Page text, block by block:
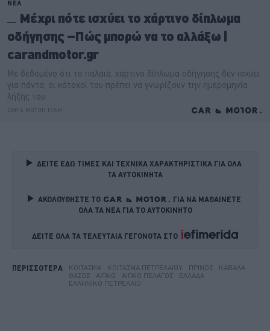
ΔΕΙΤΕ ΕΔΩ ΤΙΜΕΣ ΚΑΙ ΤΕΧΝΙΚΑ ΧΑΡΑΚΤΗΡΙΣΤΙΚΑ ΓΙΑ ΟΛΑ
ΤΑ ΑΥΤΟΚΙΝΗΤΑ
ΑΚΟΛΟΥΘΗΣΤΕ ΤΟ
ΓΙΑ ΝΑ ΜΑΘΑΙΝΕΤΕ
ΟΛΑ ΤΑ ΝΕΑ ΓΙΑ ΤΟ ΑΥΤΟΚΙΝΗΤΟ
ΔΕΙΤΕ ΟΛΑ ΤΑ ΤΕΛΕΥΤΑΙΑ ΓΕΓΟΝΟΤΑ ΣΤΟ
ΠΕΡΙΣΣΟΤΕΡΑ ΚΟΊΤΑΣΜΑ ΚΟΊΤΑΣΜΑ ΠΕΤΡΕΛΑΊΟΥ ΠΡΊΝΟΣ
ΚΑΒΆΛΑ
ΘΆΣΟΣ
ΑΙΓΑΊΟ ΑΙΓΑΊΟ ΠΈΛΑΓΟΣ
ΕΛΛΆΔΑ
ΕΛΛΗΝΙΚΌ ΠΕΤΡΈΛΑΙΟ